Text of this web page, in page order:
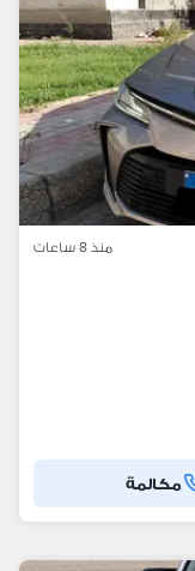
منذ 8 ساعات
مكالمة